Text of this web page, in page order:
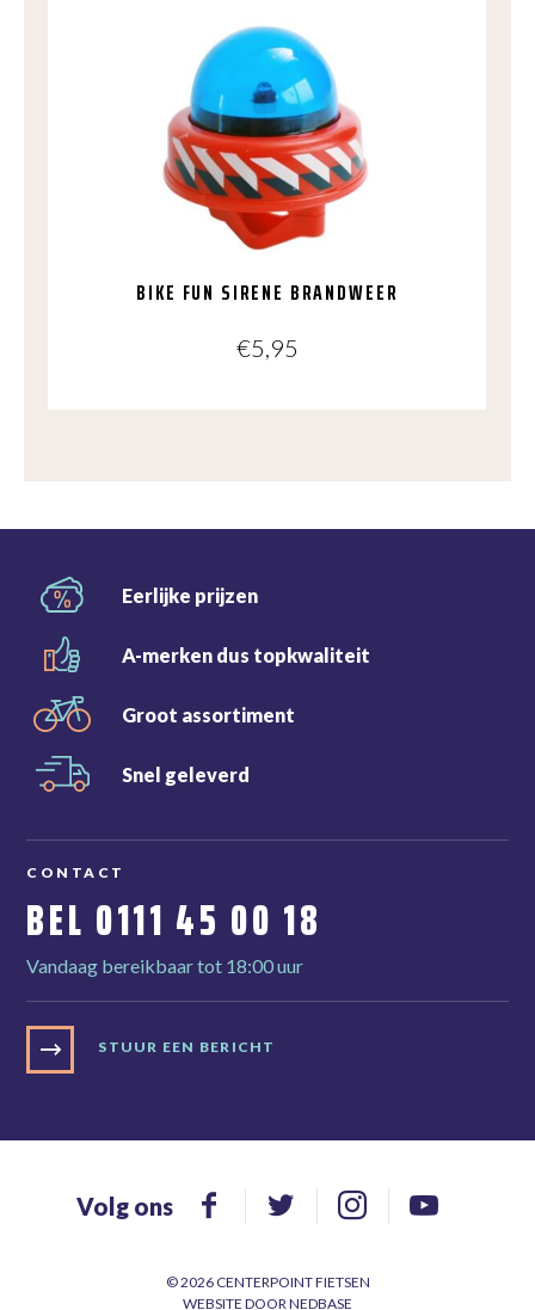
BIKE FUN SIRENE BRANDWEER
€5,95
Eerlijke prijzen
A-merken dus topkwaliteit
Groot assortiment
Snel geleverd
CONTACT
BEL 0111 45 00 18
Vandaag bereikbaar tot 18:00 uur
STUUR EEN BERICHT
© 2026 CENTERPOINT FIETSEN
WEBSITE DOORNEDBASE
Volg ons